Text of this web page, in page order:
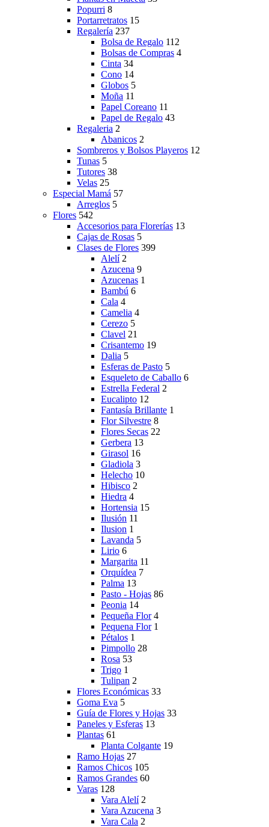
Popurri 8
Portarretratos 15
Regalería 237
Bolsa de Regalo 112
Bolsas de Compras 4
Cinta 34
Cono 14
Globos 5
Moña 11
Papel Coreano 11
Papel de Regalo 43
Regaleria 2
Abanicos 2
Sombreros y Bolsos Playeros 12
Tunas 5
Tutores 38
Velas 25
Especial Mamá 57
Arreglos 5
Flores 542
Accesorios para Florerías 13
Cajas de Rosas 5
Clases de Flores 399
Alelí 2
Azucena 9
Azucenas 1
Bambú 6
Cala 4
Camelia 4
Cerezo 5
Clavel 21
Crisantemo 19
Dalia 5
Esferas de Pasto 5
Esqueleto de Caballo 6
Estrella Federal 2
Eucalipto 12
Fantasía Brillante 1
Flor Silvestre 8
Flores Secas 22
Gerbera 13
Girasol 16
Gladiola 3
Helecho 10
Hibisco 2
Hiedra 4
Hortensia 15
Ilusión 11
Ilusion 1
Lavanda 5
Lirio 6
Margarita 11
Orquídea 7
Palma 13
Pasto - Hojas 86
Peonia 14
Pequeña Flor 4
Pequena Flor 1
Pétalos 1
Pimpollo 28
Rosa 53
Trigo 1
Tulipan 2
Flores Económicas 33
Goma Eva 5
Guía de Flores y Hojas 33
Paneles y Esferas 13
Plantas 61
Planta Colgante 19
Ramo Hojas 27
Ramos Chicos 105
Ramos Grandes 60
Varas 128
Vara Alelí 2
Vara Azucena 3
Vara Cala 2